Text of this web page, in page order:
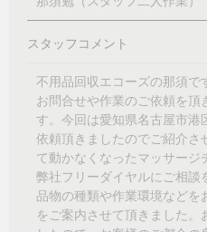
スタッフコメント
不用品回収エコーズの那須で
お問合せや作業のご依頼を頂
す。今回は愛知県名古屋市港
依頼頂きましたのでご紹介さ
て動かなくなったマッサージ
弊社フリーダイヤルにご相談
品物の種類や作業環境などを
をご案内させて頂きました。